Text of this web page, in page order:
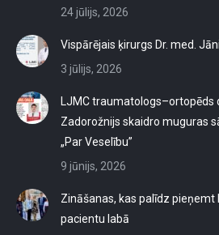
24 jūlijs, 2026
Vispārējais ķirurgs Dr. med.
3 jūlijs, 2026
LJMC traumatologs–ortopēds
Zadorožnijs skaidro muguras
„Par Veselību”
9 jūnijs, 2026
Zināšanas, kas palīdz pieņemt
pacientu labā